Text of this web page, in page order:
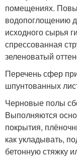
помещениях.
водопоглощению
исходного сырья
спрессованная
зеленоватый
Перечень сфер
шпунтованных
Черновые полы
Выполняются
покрытия,
как укладывать,
бетонную стяжку